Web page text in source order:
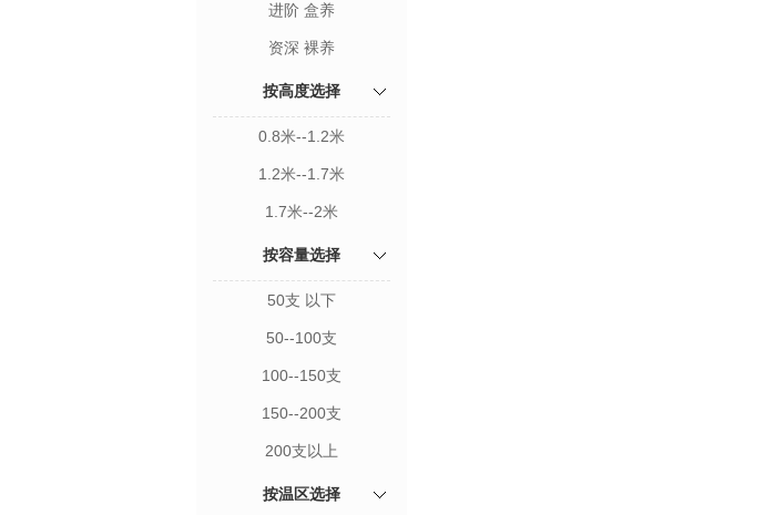
进阶 盒养
资深 裸养
按高度选择
0.8米--1.2米
1.2米--1.7米
1.7米--2米
按容量选择
50支 以下
50--100支
100--150支
150--200支
200支以上
按温区选择